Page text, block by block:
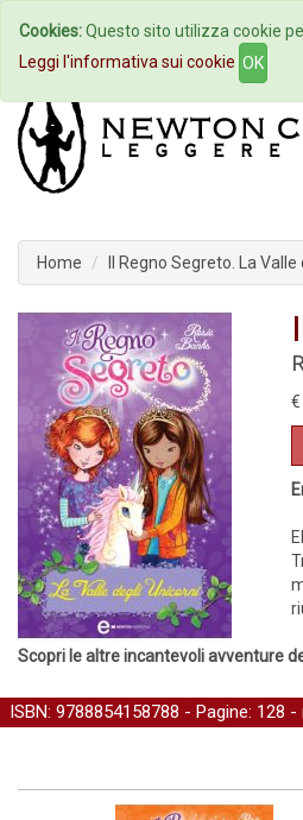
Home Autori
Home Il Regno Segreto. La
€
Scopri le altre incantevoli avventure
ISBN: 9788854158788 - Pagine: 128 -
Cookies:Questo sito utilizza cookie
Leggi l'informativa sui cookie OK